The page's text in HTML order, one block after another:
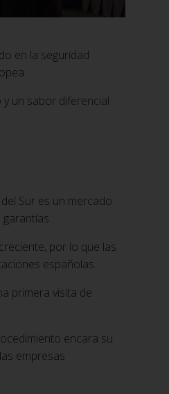
en la seguridad
un sabor diferencial
Sur es un mercado
por lo que las
españolas.
primera visita de
encara su
empresas